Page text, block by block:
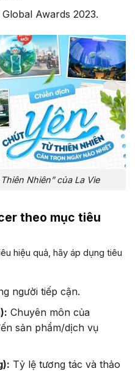
Awards 2023.
Nhiên” của La Vie
theo mục tiêu
hiệu quả, hãy áp dụng tiêu
người tiếp cận.
Chuyên môn của
sản phẩm/dịch vụ
Tỷ lệ tương tác và thảo